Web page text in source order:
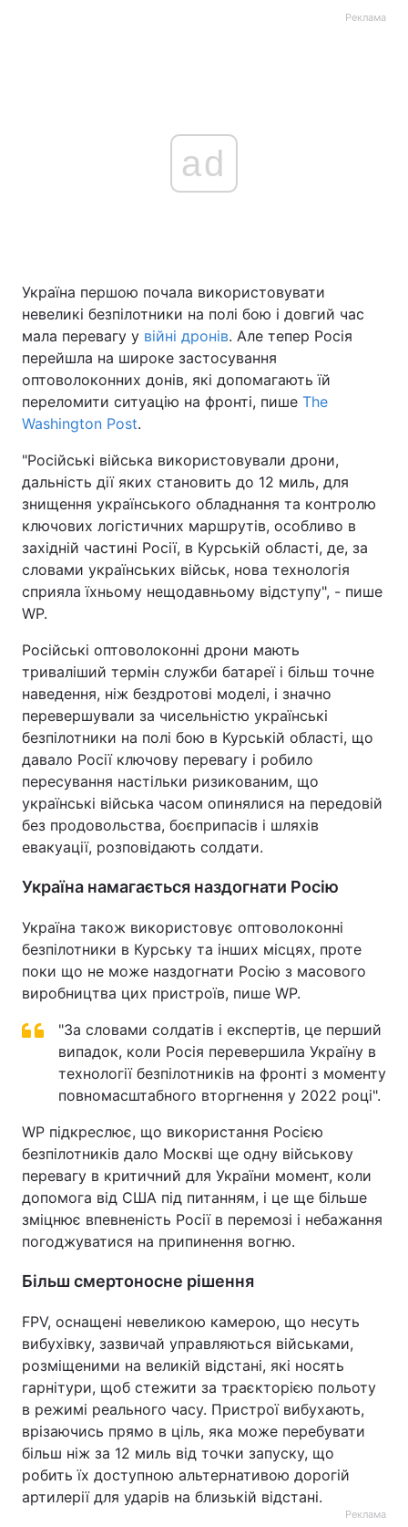
Реклама
ad
Україна першою почала використовувати
невеликі безпілотники на полі бою і довгий час
мала перевагу у війні дронів. Але тепер Росія
перейшла на широке застосування
оптоволоконних донів, які допомагають їй
переломити ситуацію на фронті, пише The
Washington Post.
"Російські війська використовували дрони,
дальність дії яких становить до 12 миль, для
знищення українського обладнання та контролю
ключових логістичних маршрутів, особливо в
західній частині Росії, в Курській області, де, за
словами українських військ, нова технологія
сприяла їхньому нещодавньому відступу", - пише
WP.
Російські оптоволоконні дрони мають
триваліший термін служби батареї і більш точне
наведення, ніж бездротові моделі, і значно
перевершували за чисельністю українські
безпілотники на полі бою в Курській області, що
давало Росії ключову перевагу і робило
пересування настільки ризикованим, що
українські війська часом опинялися на передовій
без продовольства, боєприпасів і шляхів
евакуації, розповідають солдати.
Україна намагається наздогнати Росію
Україна також використовує оптоволоконні
безпілотники в Курську та інших місцях, проте
поки що не може наздогнати Росію з масового
виробництва цих пристроїв, пише WP.
"За словами солдатів і експертів, це перший
випадок, коли Росія перевершила Україну в
технології безпілотників на фронті з моменту
повномасштабного вторгнення у 2022 році".
WP підкреслює, що використання Росією
безпілотників дало Москві ще одну військову
перевагу в критичний для України момент, коли
допомога від США під питанням, і це ще більше
зміцнює впевненість Росії в перемозі і небажання
погоджуватися на припинення вогню.
Більш смертоносне рішення
FPV, оснащені невеликою камерою, що несуть
вибухівку, зазвичай управляються військами,
розміщеними на великій відстані, які носять
гарнітури, щоб стежити за траєкторією польоту
в режимі реального часу. Пристрої вибухають,
врізаючись прямо в ціль, яка може перебувати
більш ніж за 12 миль від точки запуску, що
робить їх доступною альтернативою дорогій
артилерії для ударів на близькій відстані.
Реклама